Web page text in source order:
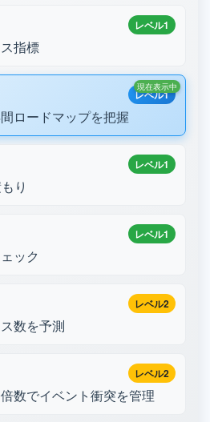
レベル1
指標
レベル1
ロードマップを把握
現在表示中
レベル1
り
レベル1
ック
レベル2
数を予測
レベル2
数でイベント衝突を管理